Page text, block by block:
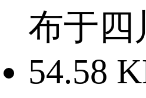
布于四
54.58